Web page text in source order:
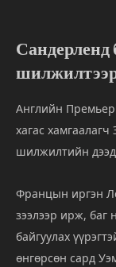
Сандерленд
шилжилтээр
Английн Премьер
хагас
шилжилтийн
Францын иргэн
зээлээр ирж, баг
байгуулах
өнгөрсөн сард